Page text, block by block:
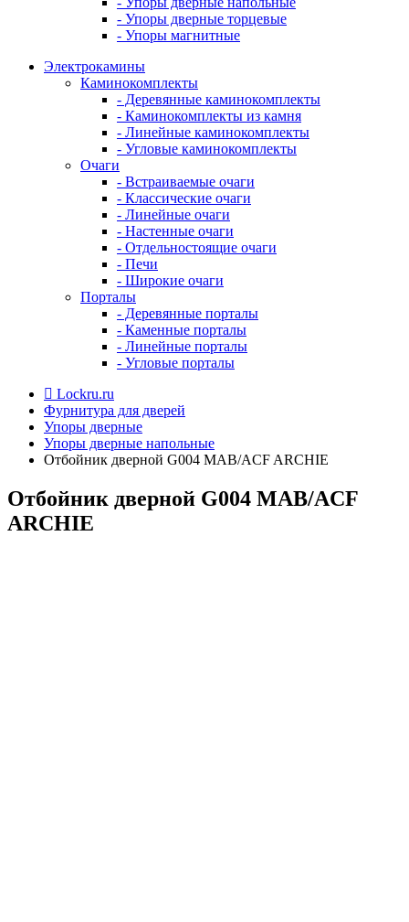
- Упоры дверные торцевые
- Упоры магнитные
Электрокамины
Каминокомплекты
- Деревянные каминокомплекты
- Каминокомплекты из камня
- Линейные каминокомплекты
- Угловые каминокомплекты
Очаги
- Встраиваемые очаги
- Классические очаги
- Линейные очаги
- Настенные очаги
- Отдельностоящие очаги
- Печи
- Широкие очаги
Порталы
- Деревянные порталы
- Каменные порталы
- Линейные порталы
- Угловые порталы
Lockru.ru
Фурнитура для дверей
Упоры дверные
Упоры дверные напольные
Отбойник дверной G004 MAB/ACF ARCHIE
Отбойник дверной G004 MAB/ACF
ARCHIE